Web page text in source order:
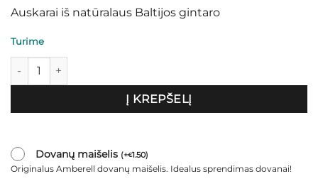
Auskarai iš natūralaus Baltijos gintaro
Turime
produkto kiekis: Auskarai "Dione"
Į KREPŠELĮ
Dovanų maišelis (+€1.50)
Originalus Amberell dovanų maišelis. Idealus sprendimas dovanai!